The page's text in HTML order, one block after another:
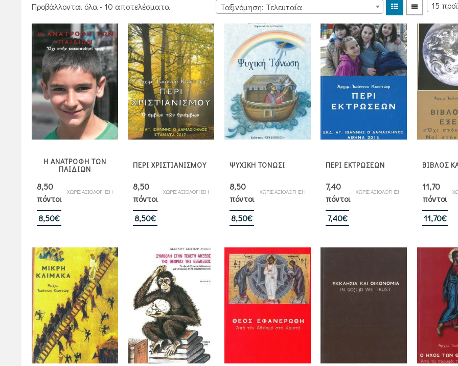
Προβάλλονται όλα - 10 αποτελέσματαSorted
latest
Ταξινόμηση: Τελευταία
Η ΑΝΑΤΡΟΦΗ ΤΩΝ
ΠΑΙΔΙΩΝ
ΧΩΡΙΣ ΑΞΙΟΛΟΓΗΣΗ
8,50
πόντοι
8,50€
ΠΕΡΙ ΧΡΙΣΤΙΑΝΙΣΜΟΥ
ΧΩΡΙΣ ΑΞΙΟΛΟΓΗΣΗ
8,50
πόντοι
8,50€
ΨΥΧΙΚΗ ΤΟΝΩΣΙ
ΧΩΡΙΣ ΑΞΙΟΛΟΓΗΣΗ
8,50
πόντοι
8,50€
ΠΕΡΙ ΕΚΤΡΩΣΕΩΝ
ΧΩΡΙΣ ΑΞΙΟΛΟΓΗΣΗ
7,40
πόντοι
7,40€
ΒΙΒΛΟΣ
11,70
πόντοι
11,70€